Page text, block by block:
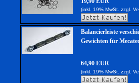
(inkl. 19% MwSt. zzgl.
Balancierleiste
Gewichten für
64,90 EUR
(inkl. 19% MwSt. zzgl.